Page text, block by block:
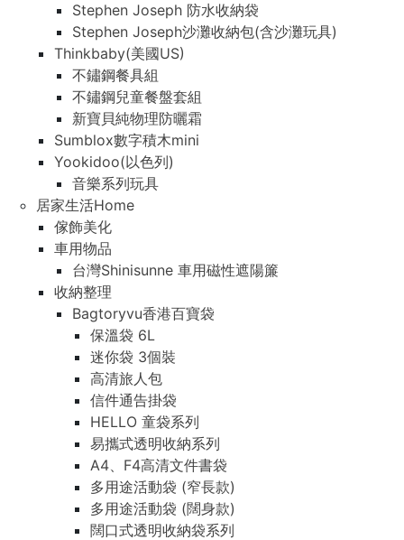
Stephen Joseph 防水收納袋
Stephen Joseph沙灘收納包(含沙灘玩具)
Thinkbaby(美國US)
不鏽鋼餐具組
不鏽鋼兒童餐盤套組
新寶貝純物理防曬霜
Sumblox數字積木mini
Yookidoo(以色列)
音樂系列玩具
居家生活Home
傢飾美化
車用物品
台灣Shinisunne 車用磁性遮陽簾
收納整理
Bagtoryvu香港百寶袋
保溫袋 6L
迷你袋 3個裝
高清旅人包
信件通告掛袋
HELLO 童袋系列
易攜式透明收納系列
A4、F4高清文件書袋
多用途活動袋 (窄長款)
多用途活動袋 (闊身款)
闊口式透明收納袋系列